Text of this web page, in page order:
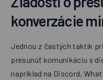
konverzácie
Jednou z častých taktík
presunúť komunikáciu s
napríklad na Discord,